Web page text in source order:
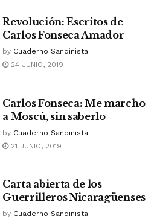
Revolución: Escritos de
Carlos Fonseca Amador
by Cuaderno Sandinista
24 JUNIO, 2019
Carlos Fonseca: Me marcho
a Moscú, sin saberlo
by Cuaderno Sandinista
21 JUNIO, 2019
Carta abierta de los
Guerrilleros Nicaragüenses
by Cuaderno Sandinista